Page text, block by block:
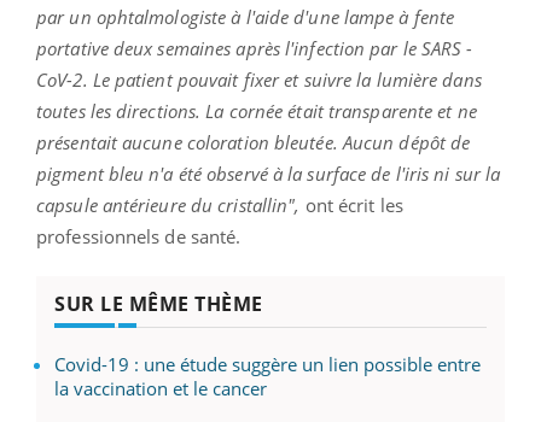
par un ophtalmologiste à l'aide d'une lampe à fente
portative deux semaines après l'infection par le SARS -
CoV-2. Le patient pouvait fixer et suivre la lumière dans
toutes les directions. La cornée était transparente et ne
présentait aucune coloration bleutée. Aucun dépôt de
pigment bleu n'a été observé à la surface de l'iris ni sur la
capsule antérieure du cristallin", ont écrit les
professionnels de santé.
SUR LE MÊME THÈME
Covid-19 : une étude suggère un lien possible entre
la vaccination et le cancer